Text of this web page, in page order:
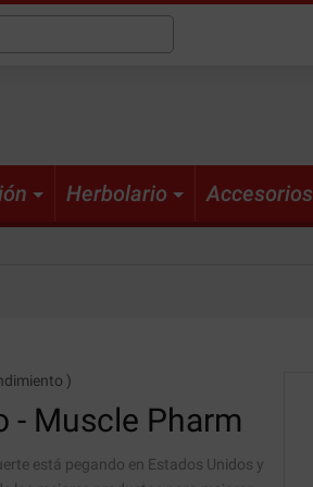
Herbolario Accesorios
)
- Muscle Pharm
está pegando en Estados Unidos y